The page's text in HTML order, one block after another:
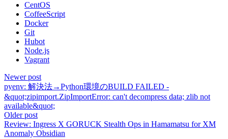
CentOS
CoffeeScript
Docker
Git
Hubot
Node.js
Vagrant
Newer post
pyenv: 解決法→Python環境のBUILD FAILED -
&quot;zipimport.ZipImportError: can't decompress data; zlib not
available&quot;
Older post
Review: Ingress X GORUCK Stealth Ops in Hamamatsu for XM
Anomaly Obsidian